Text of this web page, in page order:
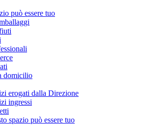
può essere tuo
domicilio
erogati dalla Direzione
ingressi
spazio può essere tuo